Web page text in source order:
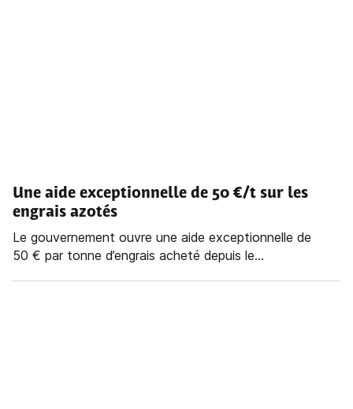
Une aide exceptionnelle de 50 €/t sur les
engrais azotés
Le gouvernement ouvre une aide exceptionnelle de
50 € par tonne d’engrais acheté depuis le...